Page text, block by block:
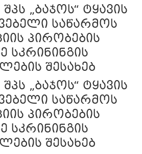
„ბაჯოს“ ტყავის
საწარმოს
პირობების
სკრინინგის
შესახებ
„ბაჯოს“ ტყავის
საწარმოს
პირობების
სკრინინგის
შესახებ